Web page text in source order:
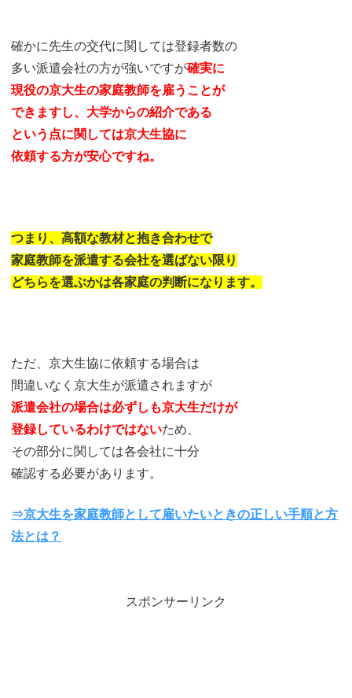
確かに先生の交代に関しては登録者数の
多い派遣会社の方が強いですが確実に
現役の京大生の家庭教師を雇うことが
できますし、大学からの紹介である
という 点に関しては京大生協に
依頼する方が安心ですね。
つまり、高額な教材と抱き合わせで
家庭教師を派遣する会社を選ばない限り
どちらを選ぶかは各家庭の判断になります。
ただ、京大生協に依頼する場合は
間違いなく京大生が派遣されますが
派遣会社の場合は必ずしも京大生だけが
登録しているわけではないため、
その部分に関しては各会社に十分
確認する必要があります。
⇒京大生を家庭教師として雇いたいときの正しい手順と方
法とは？
スポンサーリンク